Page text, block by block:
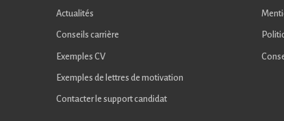
Actualités
Conseils carrière
Exemples CV
Exemples de lettres de motivation
Contacter le support candidat